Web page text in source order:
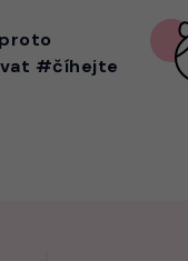
proto
#číhejte